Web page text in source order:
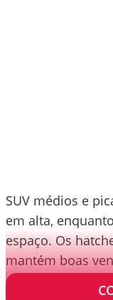
SUV médios e
em alta,
espaço. Os
mantém boas
em frotas de